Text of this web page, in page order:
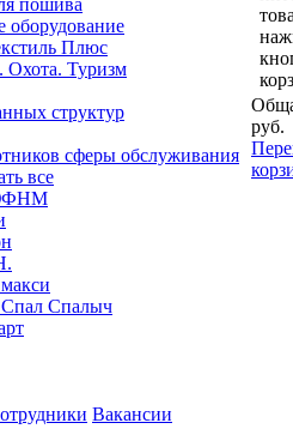
пошива
Плюс
Охота. Туризм
структур
сферы обслуживания
все
Спалыч
Вакансии
руб.